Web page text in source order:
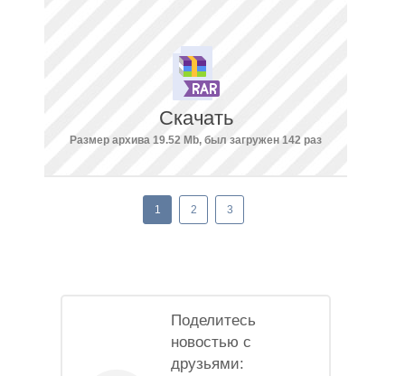
Скачать
Размер архива 19.52 Mb, был загружен 142 раз
1 2 3
Поделитесь
новостью с
друзьями: